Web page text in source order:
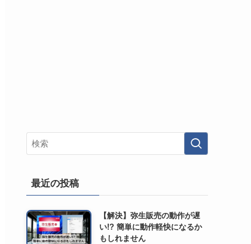
最近の投稿
【解決】弥生販売の動作が遅
い!? 簡単に動作軽快になるか
もしれません